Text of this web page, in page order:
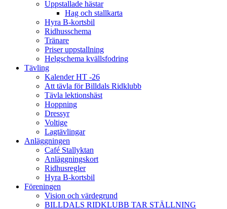
Uppstallade hästar
Hag och stallkarta
Hyra B-kortsbil
Ridhusschema
Tränare
Priser uppstallning
Helgschema kvällsfodring
Tävling
Kalender HT -26
Att tävla för Billdals Ridklubb
Tävla lektionshäst
Hoppning
Dressyr
Voltige
Lagtävlingar
Anläggningen
Café Stallyktan
Anläggningskort
Ridhusregler
Hyra B-kortsbil
Föreningen
Vision och värdegrund
BILLDALS RIDKLUBB TAR STÄLLNING